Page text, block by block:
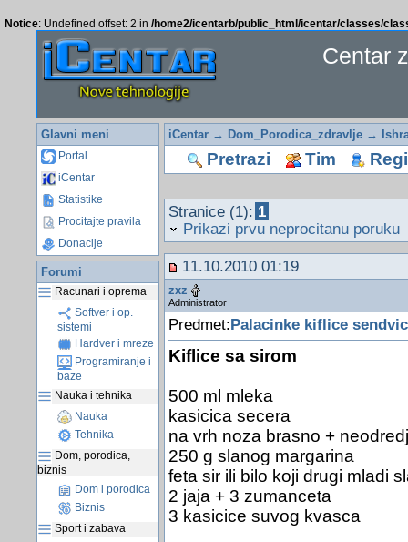
Notice: Undefined offset: 2 in /home2/icentarb/public_html/icentar/classes/
Centar
Glavni meni
Portal
iCentar
Statistike
Procitajte pravila
Donacije
Forumi
Racunari i oprema
Softver i op.
sistemi
Hardver i mreze
Programiranje i
baze
Nauka i tehnika
Nauka
Tehnika
Dom, porodica,
biznis
Dom i porodica
Biznis
Sport i zabava
iCentar→ Dom_Porodica_zdravlje→
Pretrazi Tim
Stranice (1): 1
Prikazi prvu neprocitanu poruku
11.10.2010 01:19
zxz
Administrator
Predmet: Palacinke kiflice
Kiflice sa sirom
500 ml mleka
kasicica secera
na vrh noza brasno +
250 g slanog margarina
feta sir ili bilo koji drugi mladi
2 jaja + 3 zumanceta
3 kasicice suvog kvasca